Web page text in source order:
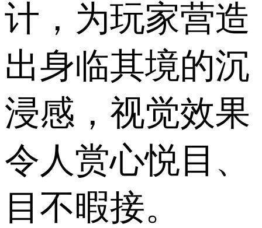
计，为玩家营造
出身临其境的沉
浸感，视觉效果
令人赏心悦目、
目不暇接。